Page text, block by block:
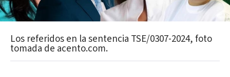
Los referidos en la sentencia TSE/0307-2024, foto
tomada de acento.com.